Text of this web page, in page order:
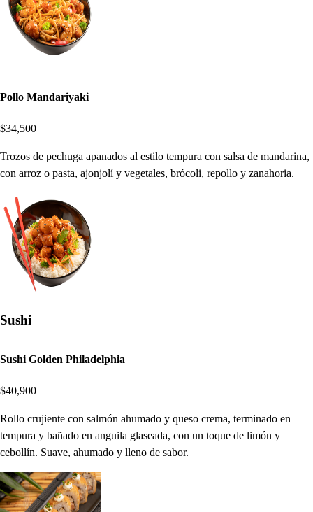
Pollo Mandariyaki
$34,500
Trozos de pechuga apanados al estilo tempura con salsa de mandarina,
con arroz o pasta, ajonjolí y vegetales, brócoli, repollo y zanahoria.
Sushi
Sushi Golden Philadelphia
$40,900
Rollo crujiente con salmón ahumado y queso crema, terminado en
tempura y bañado en anguila glaseada, con un toque de limón y
cebollín. Suave, ahumado y lleno de sabor.